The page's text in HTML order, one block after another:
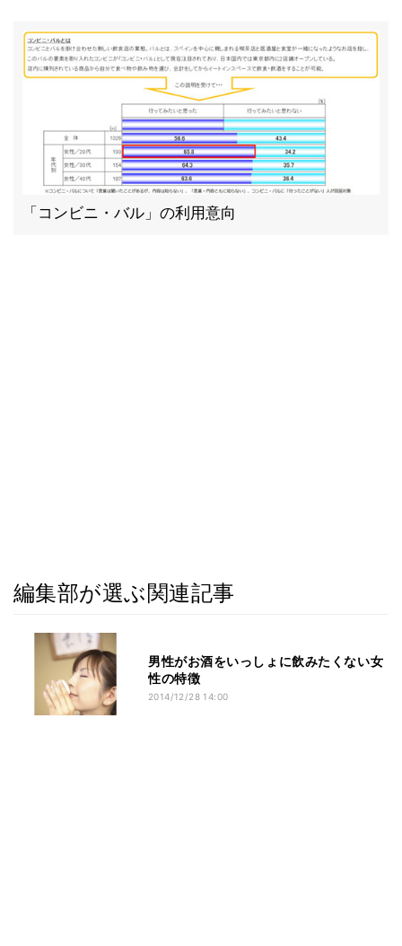
「コンビニ・バル」の利用意向
編集部が選ぶ関連記事
男性がお酒をいっしょに飲みたくない女
性の特徴
2014/12/28 14:00